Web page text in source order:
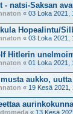
- natsi-Saksan
« 03 Loka 2021,
Hopealintu/
« 03 Loka 2021,
Hitlerin
« 01 Loka 2021,
aukko,
« 19 Kesä 2021,
« 13 Kesä